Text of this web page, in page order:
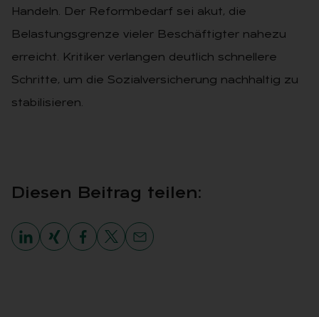
Handeln. Der Reformbedarf sei akut, die
Belastungsgrenze vieler Beschäftigter nahezu
erreicht. Kritiker verlangen deutlich schnellere
Schritte, um die Sozialversicherung nachhaltig zu
stabilisieren.
Die­sen Bei­trag tei­len: